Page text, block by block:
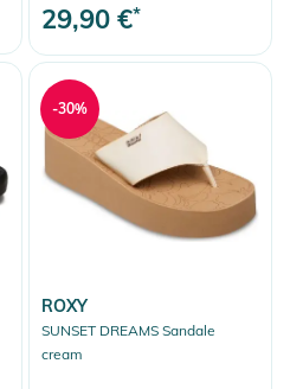
29,90 €*
ROXY
SUNSET DREAMS Sandale
cream
-30%